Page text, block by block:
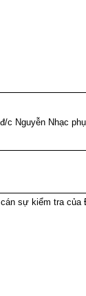
c Nguyễn Nhạc
sự kiểm tra của